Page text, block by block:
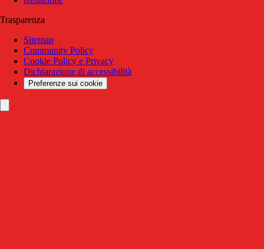
Trasparenza
Sitemap
Community Policy
Cookie Policy e Privacy
Dichiarazione di accessibilità
Preferenze sui cookie